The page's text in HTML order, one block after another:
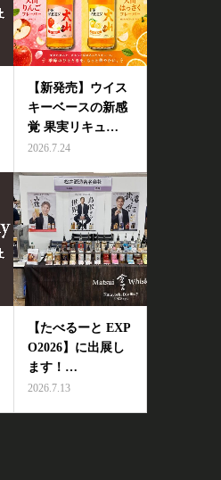
【新発売】ウイス
キーベースの新感
覚 果実リキュ…
2026.7.24
【たべるーと EXP
O2026】に出展し
ます！…
2026.7.13